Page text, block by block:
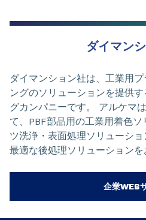
ダイマン
ダイマンション社は、工業用
ングのソリューションを提供
グカンパニーです。 アルケマ
て、PBF部品用の工業用着色
ツ洗浄・表面処理ソリューシ
最適な後処理ソリューションを
企業WEB